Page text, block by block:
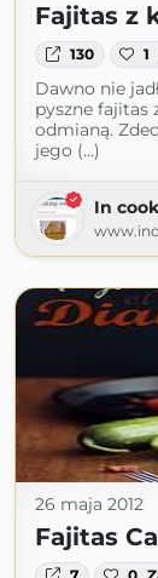
Fajitas z
130 1
Dawno nie
pyszne fajitas
odmianą.
jego (...)
In
26 maja 2012
Fajitas